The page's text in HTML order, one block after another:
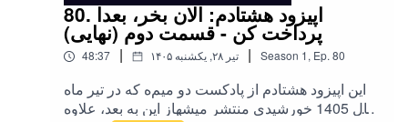
80. اپیزود هشتادم: الان بخر، بعدا
پرداخت کن - قسمت دوم (نهایی)
48:37 | ۱۴۰۵ تیر ۲۸, یکشنبه | Season 1, Ep. 80
این اپیزود هشتادم از پادکست دو میم‌ه که در تیر ماه
سال 1405 خورشیدی منتشر میشهاز این به بعد، علاوه